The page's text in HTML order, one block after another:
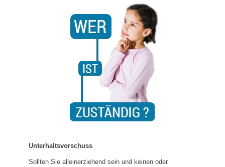
Unterhaltsvorschuss
Sollten Sie alleinerziehend sein und keinen oder